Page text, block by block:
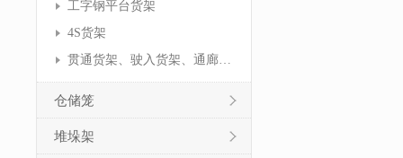
工字钢平台货架
4S货架
贯通货架、驶入货架、通廊货架
仓储笼
堆垛架